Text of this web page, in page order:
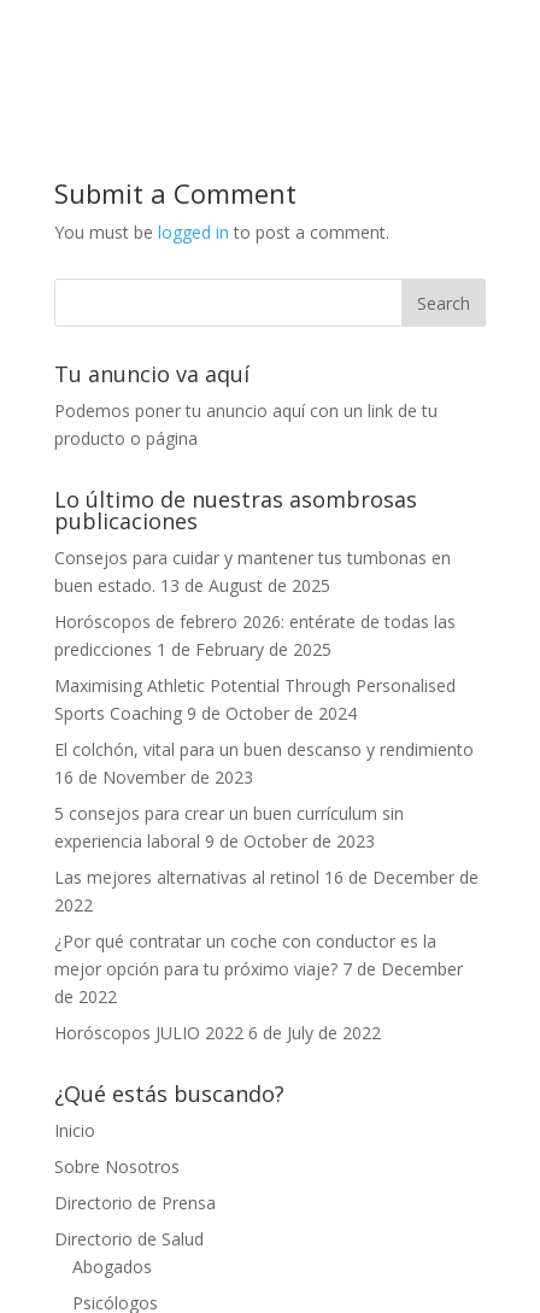
Submit a Comment
You must be logged in to post a comment.
Tu anuncio va aquí
Podemos poner tu anuncio aquí con un link de tu
producto o página
Lo último de nuestras asombrosas
publicaciones
Consejos para cuidar y mantener tus tumbonas en
buen estado. 13 de August de 2025
Horóscopos de febrero 2026: entérate de todas las
predicciones 1 de February de 2025
Maximising Athletic Potential Through Personalised
Sports Coaching 9 de October de 2024
El colchón, vital para un buen descanso y rendimiento
16 de November de 2023
5 consejos para crear un buen currículum sin
experiencia laboral 9 de October de 2023
Las mejores alternativas al retinol 16 de December de
2022
¿Por qué contratar un coche con conductor es la
mejor opción para tu próximo viaje? 7 de December
de 2022
Horóscopos JULIO 2022 6 de July de 2022
¿Qué estás buscando?
Inicio
Sobre Nosotros
Directorio de Prensa
Directorio de Salud
Abogados
Psicólogos